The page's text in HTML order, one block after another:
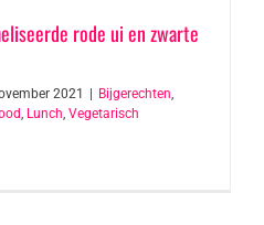
rode ui en zwarte
2021 Bijgerechten,
, Lunch, Vegetarisch